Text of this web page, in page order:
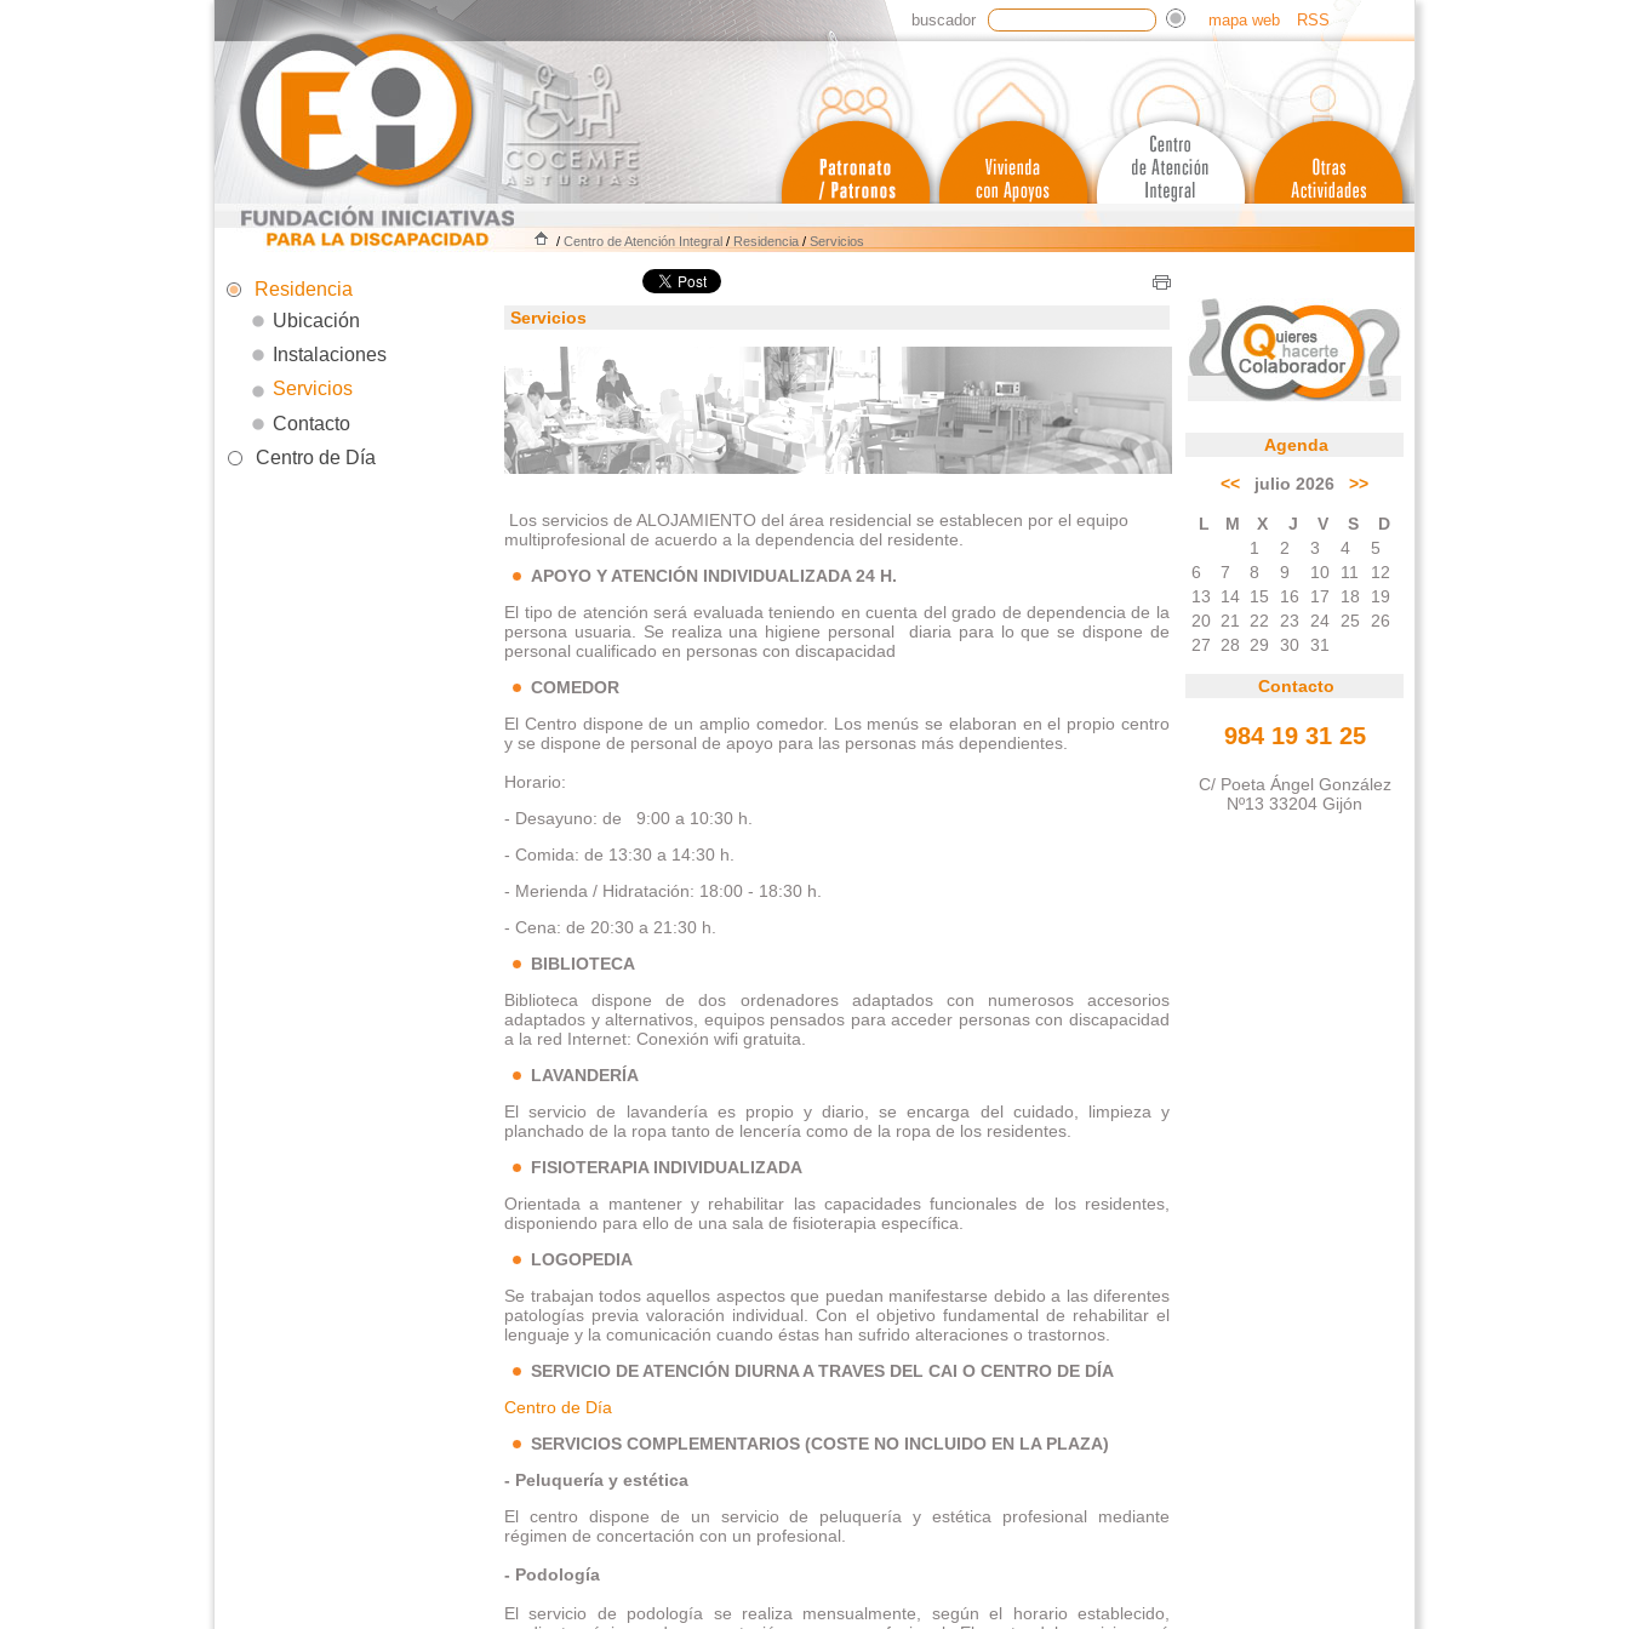
buscador mapa web RSS
/ Centro de Atención Integral/ Residencia/ Servicios
Residencia
Ubicación
Instalaciones
Servicios
Contacto
Centro de Día
Servicios
Los servicios de ALOJAMIENTO del área residencial se establecen por el equipo
multiprofesional de acuerdo a la dependencia del residente.
APOYO Y ATENCIÓN INDIVIDUALIZADA 24 H.
El tipo de atención será evaluada teniendo en cuenta del grado de dependencia de la
persona usuaria. Se realiza una higiene personal diaria para lo que se dispone de
personal cualificado en personas con discapacidad
COMEDOR
El Centro dispone de un amplio comedor. Los menús se elaboran en el propio centro
y se dispone de personal de apoyo para las personas más dependientes.
Horario:
- Desayuno: de 9:00 a 10:30 h.
- Comida: de 13:30 a 14:30 h.
- Merienda / Hidratación: 18:00 - 18:30 h.
- Cena: de 20:30 a 21:30 h.
BIBLIOTECA
Biblioteca dispone de dos ordenadores adaptados con numerosos accesorios
adaptados y alternativos, equipos pensados para acceder personas con discapacidad
a la red Internet: Conexión wifi gratuita.
LAVANDERÍA
El servicio de lavandería es propio y diario, se encarga del cuidado, limpieza y
planchado de la ropa tanto de lencería como de la ropa de los residentes.
FISIOTERAPIA INDIVIDUALIZADA
Orientada a mantener y rehabilitar las capacidades funcionales de los residentes,
disponiendo para ello de una sala de fisioterapia específica.
LOGOPEDIA
Se trabajan todos aquellos aspectos que puedan manifestarse debido a las diferentes
patologías previa valoración individual. Con el objetivo fundamental de rehabilitar el
lenguaje y la comunicación cuando éstas han sufrido alteraciones o trastornos.
SERVICIO DE ATENCIÓN DIURNA A TRAVES DEL CAI O CENTRO DE DÍA
Centro de Día
SERVICIOS COMPLEMENTARIOS (COSTE NO INCLUIDO EN LA PLAZA)
- Peluquería y estética
El centro dispone de un servicio de peluquería y estética profesional mediante
régimen de concertación con un profesional.
- Podología
El servicio de podología se realiza mensualmente, según el horario establecido,
Agenda
<< julio 2026>>
L M X J V S
D
1
2 3 4
5
6
7 8 9 10 11
12
13
14 15 16 17 18
19
20 21 22 23 24 25
26
27
28 29 30 31
Contacto
984 19 31 25
C/ Poeta Ángel González
Nº13 33204 Gijón